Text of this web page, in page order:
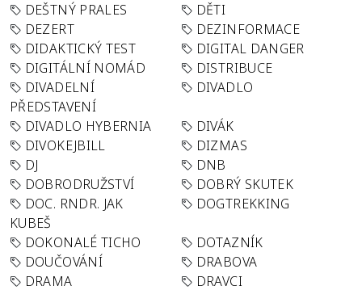
DEŠTNÝ PRALES
DĚTI
DEZERT
DEZINFORMACE
DIDAKTICKÝ TEST
DIGITAL DANGER
DIGITÁLNÍ NOMÁD
DISTRIBUCE
DIVADELNÍ
PŘEDSTAVENÍ
DIVADLO
DIVADLO HYBERNIA
DIVÁK
DIVOKEJBILL
DIZMAS
DJ
DNB
DOBRODRUŽSTVÍ
DOBRÝ SKUTEK
DOC. RNDR. JAK
KUBEŠ
DOGTREKKING
DOKONALÉ TICHO
DOTAZNÍK
DOUČOVÁNÍ
DRABOVA
DRAMA
DRAVCI